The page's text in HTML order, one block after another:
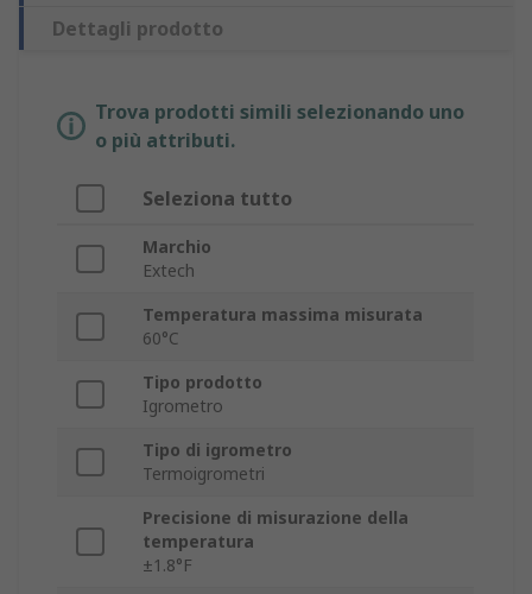
Dettagli prodotto
Trova prodotti simili selezionando uno
o più attributi.
Seleziona tutto
Marchio
Extech
Temperatura massima misurata
60°C
Tipo prodotto
Igrometro
Tipo di igrometro
Termoigrometri
Precisione di misurazione della
temperatura
±1.8°F